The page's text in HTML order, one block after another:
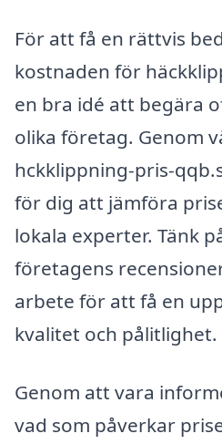
För att få en rättvis
kostnaden för
en bra idé att begära
olika företag. Genom
hckklippning-pris-
för dig att jämföra
lokala experter. Tänk
företagens
arbete för att få en
kvalitet och pålitlighet.
Genom att vara
vad som påverkar